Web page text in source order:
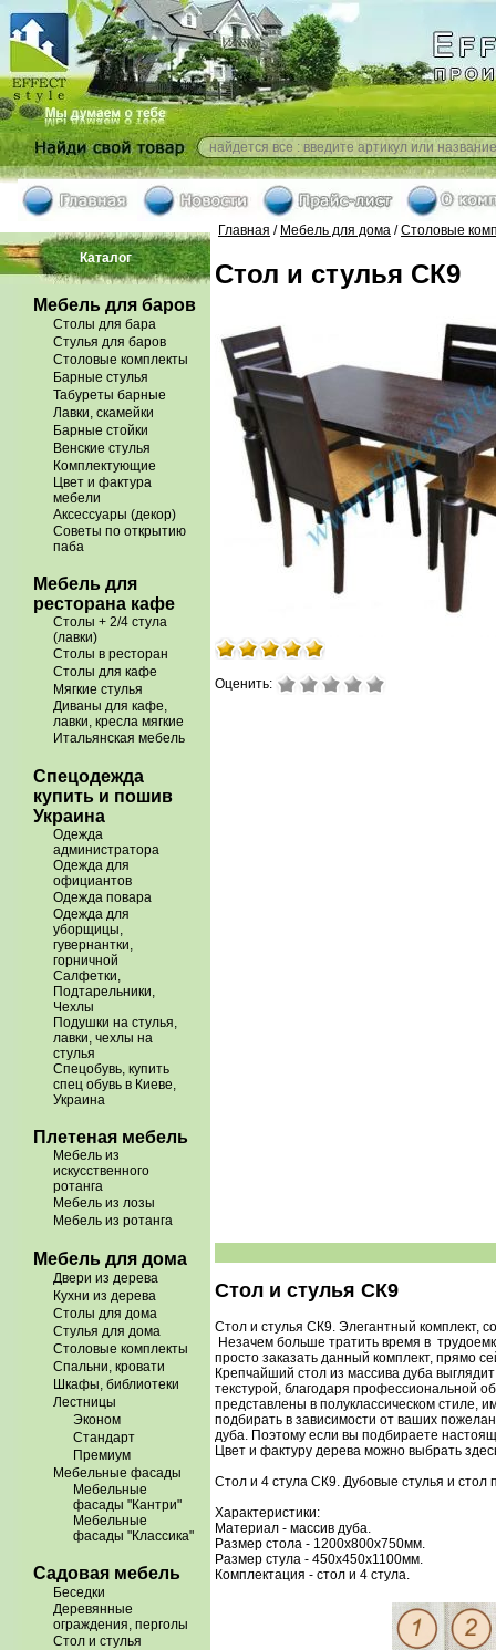
Каталог
Мебель для баров
Столы для бара
Стулья для баров
Столовые комплекты
Барные стулья
Табуреты барные
Лавки, скамейки
Барные стойки
Венские стулья
Комплектующие
Цвет и фактура
мебели
Аксессуары (декор)
Советы по открытию
паба
Мебель для
ресторана кафе
Столы + 2/4 стула
(лавки)
Столы в ресторан
Столы для кафе
Мягкие стулья
Диваны для кафе,
лавки, кресла мягкие
Итальянская мебель
Спецодежда
купить и пошив
Украина
Одежда
администратора
Одежда для
официантов
Одежда повара
Одежда для
уборщицы,
гувернантки,
горничной
Салфетки,
Подтарельники,
Чехлы
Подушки на стулья,
лавки, чехлы на
стулья
Спецобувь, купить
спец обувь в Киеве,
Украина
Плетеная мебель
Мебель из
искусственного
ротанга
Мебель из лозы
Мебель из ротанга
Мебель для дома
Двери из дерева
Кухни из дерева
Столы для дома
Стулья для дома
Столовые комплекты
Спальни, кровати
Шкафы, библиотеки
Лестницы
Эконом
Стандарт
Премиум
Мебельные фасады
Мебельные
фасады "Кантри"
Мебельные
фасады "Классика"
Садовая мебель
Беседки
Деревянные
ограждения, перголы
Стол и стулья
Главная / Мебель для дома /Столовые
Стол и стулья СК9
Оценить:
Стол и стулья СК9
Стол и стулья СК9. Элегантный комплект,
Незачем больше тратить время в
просто заказать данный комплект, прямо
Крепчайший стол из массива дуба
текстурой, благодаря профессиональной
представлены в полуклассическом стиле,
подбирать в зависимости от ваших
дуба. Поэтому если вы подбираете
Цвет и фактуру дерева можно выбрать
Стол и 4 стула СК9. Дубовые стулья и стол
Характеристики:
Материал - массив дуба.
Размер стола - 1200х800х750мм.
Размер стула - 450х450х1100мм.
Комплектация - стол и 4 стула.